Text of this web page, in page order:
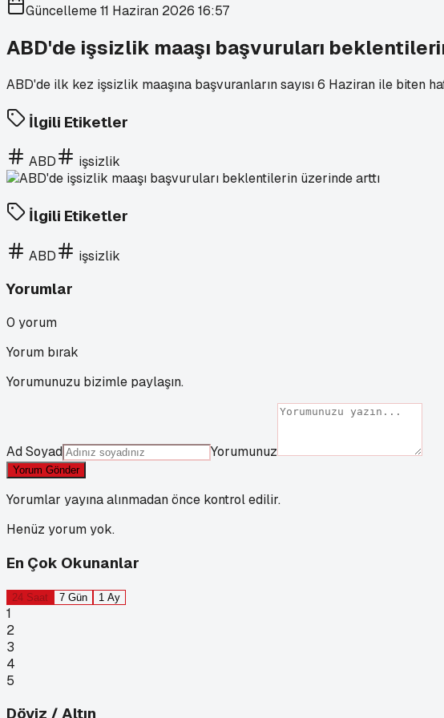
Güncelleme11 Haziran 2026 16:57
ABD'de işsizlik maaşı başvuruları
ABD'de ilk kez işsizlik maaşına başvuranların sayısı 6 Haziran ile
İlgili Etiketler
ABD işsizlik
İlgili Etiketler
ABD işsizlik
Yorumlar
0 yorum
Yorum bırak
Yorumunuzu bizimle paylaşın.
Ad Soyad Yorumunuz
Yorum Gönder
Yorumlar yayına alınmadan önce kontrol edilir.
Henüz yorum yok.
En Çok Okunanlar
24 Saat 7 Gün 1 Ay
1
2
3
4
5
Döviz / Altın